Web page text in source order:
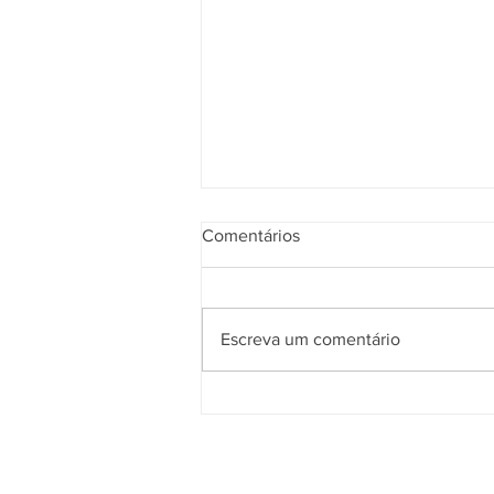
Comentários
Escreva um comentário